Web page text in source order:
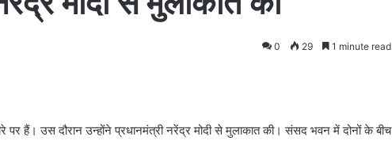
0 29 1 minute read
पर हैं। उस दौरान उन्होंने प्रधानमंत्री नरेंद्र मोदी से मुलाकात की। संसद भवन में दोनों के बीच